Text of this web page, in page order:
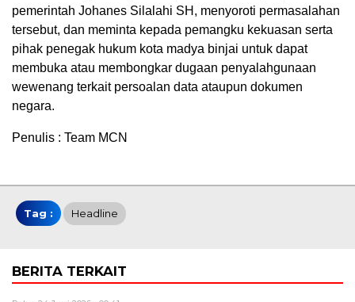
pemerintah Johanes Silalahi SH, menyoroti permasalahan
tersebut, dan meminta kepada pemangku kekuasan serta
pihak penegak hukum kota madya binjai untuk dapat
membuka atau membongkar dugaan penyalahgunaan
wewenang terkait persoalan data ataupun dokumen
negara.
Penulis : Team MCN
Tag : Headline
BERITA TERKAIT